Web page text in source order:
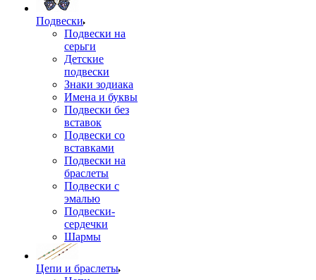
Подвески
Подвески на
серьги
Детские
подвески
Знаки зодиака
Имена и буквы
Подвески без
вставок
Подвески со
вставками
Подвески на
браслеты
Подвески с
эмалью
Подвески-
сердечки
Шармы
Цепи и браслеты